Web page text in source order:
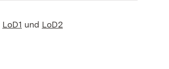
LoD1 und LoD2